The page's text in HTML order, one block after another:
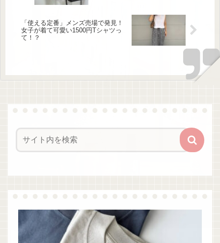
「使える定番」メンズ売場で発見！
女子が着て可愛い1500円Tシャツっ
て！？